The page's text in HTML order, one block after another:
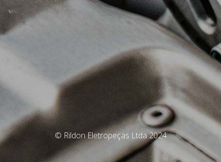
© Rildon Eletropeças Ltda 2024